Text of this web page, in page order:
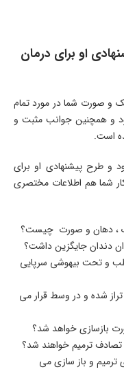
او برای درمان
صورت شما در مورد تمام
و همچنین جوانب مثبت و
است.
و طرح پیشنهادی او برای
شما هم اطلاعات مختصری
، دهان و صورت چیست؟
دندان جایگزین داشت؟
و تحت بیهوشی سرپایی
شده و در وسط قرار می
بازسازی خواهد شد؟
ترمیم خواهند شد؟
ترمیم و باز سازی می